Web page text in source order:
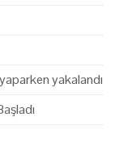
yakalandı